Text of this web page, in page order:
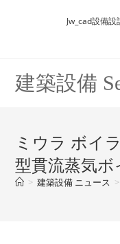
Jw_cad設備
建築設備
ミウラ ボイ
型貫流蒸気
> 建築設備 ニュース >